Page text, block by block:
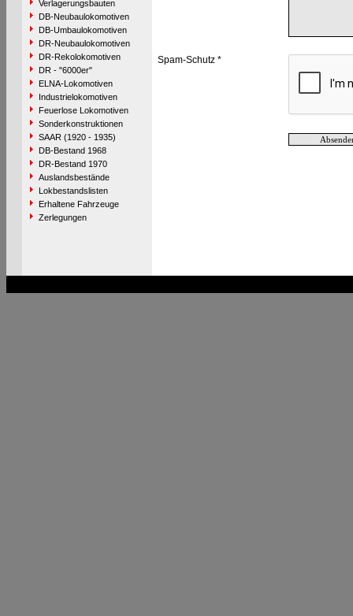
Verlagerungsbauten
DB-Neubaulokomotiven
DB-Umbaulokomotiven
DR-Neubaulokomotiven
DR-Rekolokomotiven
DR - "6000er"
ELNA-Lokomotiven
Industrielokomotiven
Feuerlose Lokomotiven
Sonderkonstruktionen
SAAR (1920 - 1935)
DB-Bestand 1968
DR-Bestand 1970
Auslandsbestände
Lokbestandslisten
Erhaltene Fahrzeuge
Zerlegungen
Spam-Schutz *